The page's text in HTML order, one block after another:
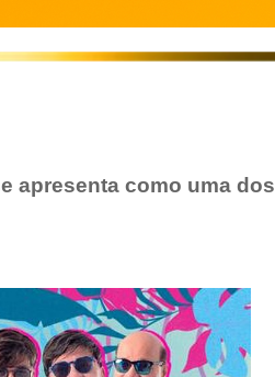
apresenta como uma dos